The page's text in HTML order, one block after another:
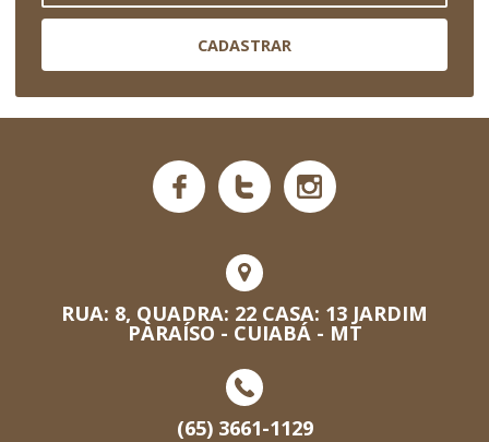
CADASTRAR
RUA: 8, QUADRA: 22 CASA: 13 JARDIM
PARAÍSO - CUIABÁ - MT
(65) 3661-1129